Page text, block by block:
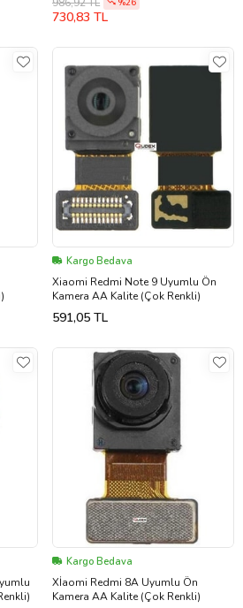
%26
730,83 TL
Kargo Bedava
Xiaomi Redmi Note 9 Uyumlu Ön
Kamera AA Kalite (Çok Renkli)
591,05 TL
Kargo Bedava
Xİaomi Redmi 8A Uyumlu Ön
Kamera AA Kalite (Çok Renkli)